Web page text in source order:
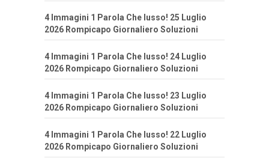
4 Immagini 1 Parola Che lusso! 25 Luglio
2026 Rompicapo Giornaliero Soluzioni
4 Immagini 1 Parola Che lusso! 24 Luglio
2026 Rompicapo Giornaliero Soluzioni
4 Immagini 1 Parola Che lusso! 23 Luglio
2026 Rompicapo Giornaliero Soluzioni
4 Immagini 1 Parola Che lusso! 22 Luglio
2026 Rompicapo Giornaliero Soluzioni